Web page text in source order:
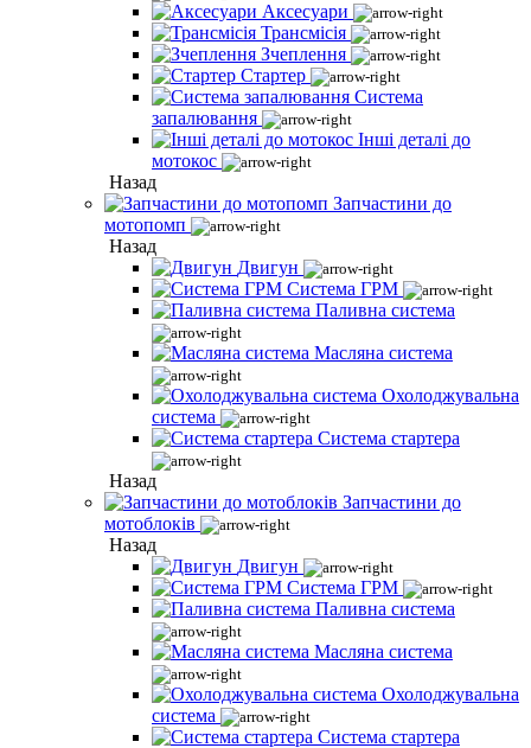
Аксесуари
Трансмісія
Зчеплення
Стартер
Система
запалювання
Інші деталі до
мотокос
Назад
Запчастини до
мотопомп
Назад
Двигун
Система ГРМ
Паливна система
Масляна система
Охолоджувальна
система
Система стартера
Назад
Запчастини до
мотоблоків
Назад
Двигун
Система ГРМ
Паливна система
Масляна система
Охолоджувальна
система
Система стартера